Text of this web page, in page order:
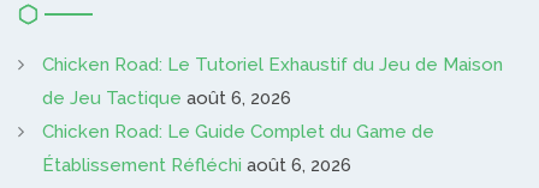
Chicken Road: Le Tutoriel Exhaustif du Jeu de Maison
de Jeu Tactique août 6, 2026
Chicken Road: Le Guide Complet du Game de
Établissement Réfléchi août 6, 2026